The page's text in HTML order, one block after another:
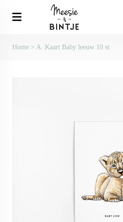
Home > A. Kaart Baby leeuw 10 st.